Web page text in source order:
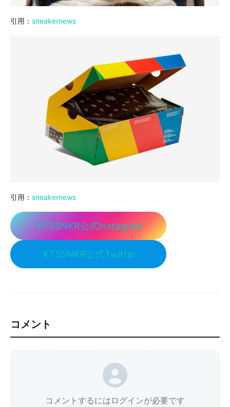
引用： sneakernews
引用： sneakernews
KTSSNKR公式Instagram
KTSSNKR公式Twitter
コメント
コメントするにはログインが必要です